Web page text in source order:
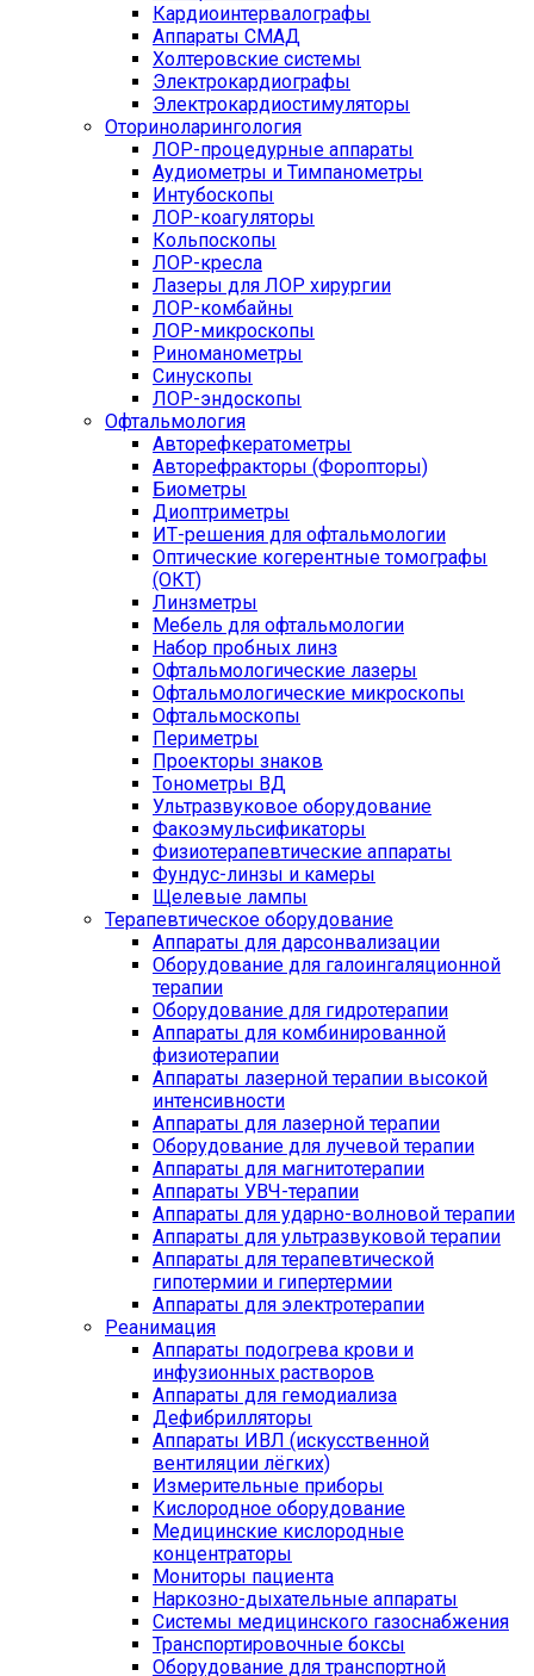
Кардиоинтервалографы
Аппараты СМАД
Холтеровские системы
Электрокардиографы
Электрокардиостимуляторы
Оториноларингология
ЛОР-процедурные аппараты
Аудиометры и Тимпанометры
Интубоскопы
ЛОР-коагуляторы
Кольпоскопы
ЛОР-кресла
Лазеры для ЛОР хирургии
ЛОР-комбайны
ЛОР-микроскопы
Риноманометры
Синускопы
ЛОР-эндоскопы
Офтальмология
Авторефкератометры
Авторефракторы (Форопторы)
Биометры
Диоптриметры
ИТ-решения для офтальмологии
Оптические когерентные томографы
(ОКТ)
Линзметры
Мебель для офтальмологии
Набор пробных линз
Офтальмологические лазеры
Офтальмологические микроскопы
Офтальмоскопы
Периметры
Проекторы знаков
Тонометры ВД
Ультразвуковое оборудование
Факоэмульсификаторы
Физиотерапевтические аппараты
Фундус-линзы и камеры
Щелевые лампы
Терапевтическое оборудование
Аппараты для дарсонвализации
Оборудование для галоингаляционной
терапии
Оборудование для гидротерапии
Аппараты для комбинированной
физиотерапии
Аппараты лазерной терапии высокой
интенсивности
Аппараты для лазерной терапии
Оборудование для лучевой терапии
Аппараты для магнитотерапии
Аппараты УВЧ-терапии
Аппараты для ударно-волновой терапии
Аппараты для ультразвуковой терапии
Аппараты для терапевтической
гипотермии и гипертермии
Аппараты для электротерапии
Реанимация
Аппараты подогрева крови и
инфузионных растворов
Аппараты для гемодиализа
Дефибрилляторы
Аппараты ИВЛ (искусственной
вентиляции лёгких)
Измерительные приборы
Кислородное оборудование
Медицинские кислородные
концентраторы
Мониторы пациента
Наркозно-дыхательные аппараты
Системы медицинского газоснабжения
Транспортировочные боксы
Оборудование для транспортной